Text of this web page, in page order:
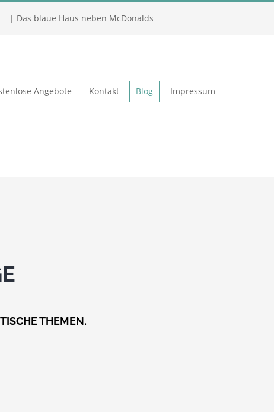
| Das blaue Haus neben McDonalds
Angebote Kontakt Blog Impressum
THEMEN.